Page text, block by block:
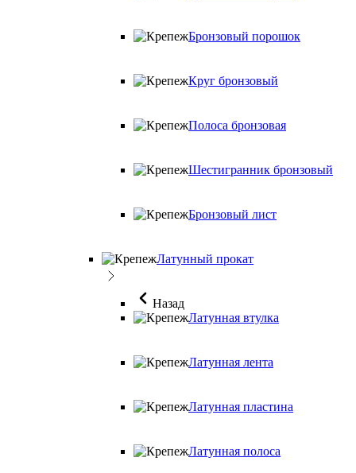
Бронзовый порошок
Круг бронзовый
Полоса бронзовая
Шестигранник бронзовый
Бронзовый лист
Латунный прокат
Назад
Латунная втулка
Латунная лента
Латунная пластина
Латунная полоса